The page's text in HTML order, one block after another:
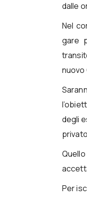
dalle
Nel
gare
nuovo
degli
Per